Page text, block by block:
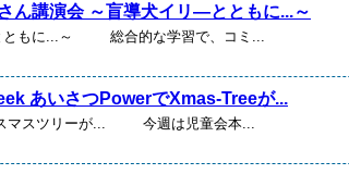
ん講演会 ～盲導犬イリ―とともに...～
ともに...～ 総合的な学習で、コミ...
あいさつPowerでXmas-Treeが...
スマスツリーが... 今週は児童会本...